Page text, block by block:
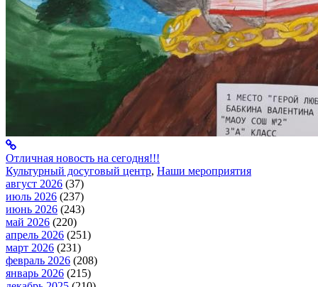
Отличная новость на сегодня!!!
Культурный досуговый центр, Наши мероприятия
август 2026 (37)
июль 2026 (237)
июнь 2026 (243)
май 2026 (220)
апрель 2026 (251)
март 2026 (231)
февраль 2026 (208)
январь 2026 (215)